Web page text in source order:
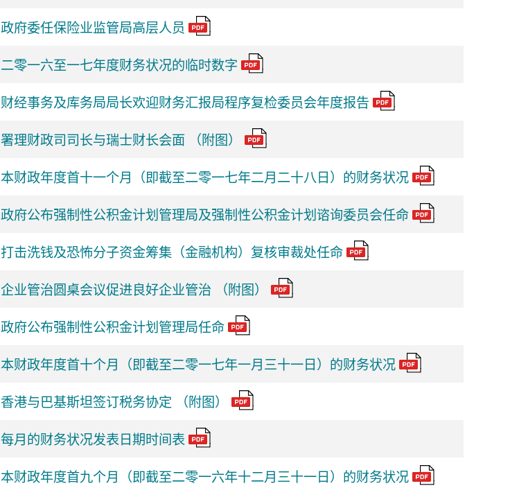
政府委任保险业监管局高层人员
二零一六至一七年度财务状况的临时数字
财经事务及库务局局长欢迎财务汇报局程序复检委员会年度报告
署理财政司司长与瑞士财长会面 （附图）
本财政年度首十一个月（即截至二零一七年二月二十八日）的财务状况
政府公布强制性公积金计划管理局及强制性公积金计划谘询委员会任命
打击洗钱及恐怖分子资金筹集（金融机构）复核审裁处任命
企业管治圆桌会议促进良好企业管治 （附图）
政府公布强制性公积金计划管理局任命
本财政年度首十个月（即截至二零一七年一月三十一日）的财务状况
香港与巴基斯坦签订税务协定 （附图）
每月的财务状况发表日期时间表
本财政年度首九个月（即截至二零一六年十二月三十一日）的财务状况